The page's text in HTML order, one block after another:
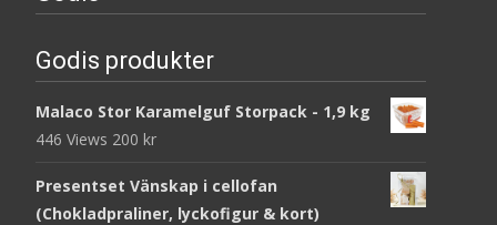
Godis produkter
Malaco Stor Karamelguf Storpack - 1,9 kg
446 Views 200 kr
Presentset Vänskap i cellofan
(Chokladpraliner, lyckofigur & kort)